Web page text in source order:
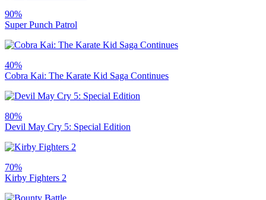
90%
Super Punch Patrol
40%
Cobra Kai: The Karate Kid Saga Continues
80%
Devil May Cry 5: Special Edition
70%
Kirby Fighters 2